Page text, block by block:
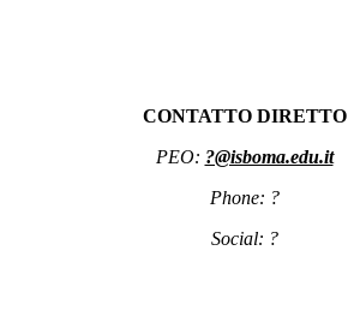
CONTATTO DIRETTO
PEO: ?@isboma.edu.it
Phone: ?
Social: ?